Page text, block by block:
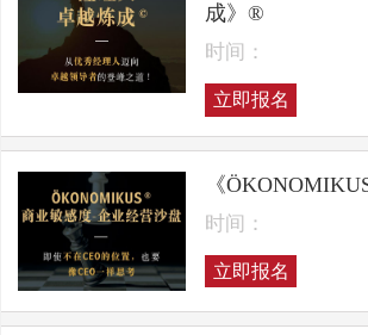
成》®
时间：
立即报名
《
时间：
立即报名